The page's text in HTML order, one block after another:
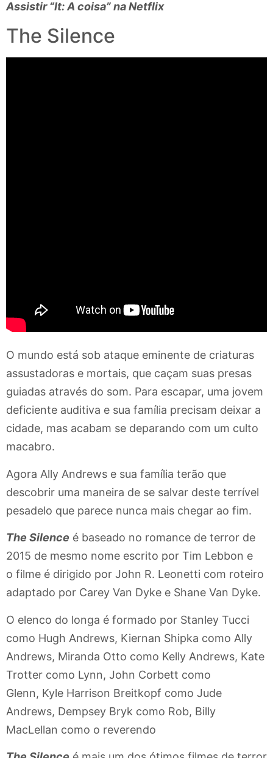
Assistir “It: A coisa” na Netflix
The Silence
O mundo está sob ataque eminente de criaturas
assustadoras e mortais, que caçam suas presas
guiadas através do som. Para escapar, uma jovem
deficiente auditiva e sua família precisam deixar a
cidade, mas acabam se deparando com um culto
macabro.
Agora Ally Andrews e sua família terão que
descobrir uma maneira de se salvar deste terrível
pesadelo que parece nunca mais chegar ao fim.
The Silence é baseado no romance de terror de
2015 de mesmo nome escrito por Tim Lebbon e
o filme é dirigido por John R. Leonetti com roteiro
adaptado por Carey Van Dyke e Shane Van Dyke.
O elenco do longa é formado por Stanley Tucci
como Hugh Andrews, Kiernan Shipka como Ally
Andrews, Miranda Otto como Kelly Andrews, Kate
Trotter como Lynn, John Corbett como
Glenn, Kyle Harrison Breitkopf como Jude
Andrews, Dempsey Bryk como Rob, Billy
MacLellan como o reverendo